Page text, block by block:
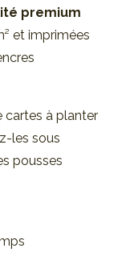
premium
et imprimées
à planter
les sous
pousses